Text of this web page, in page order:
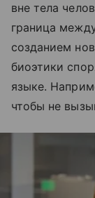
вне тела
граница
созданием
биоэтики
языке.
чтобы не